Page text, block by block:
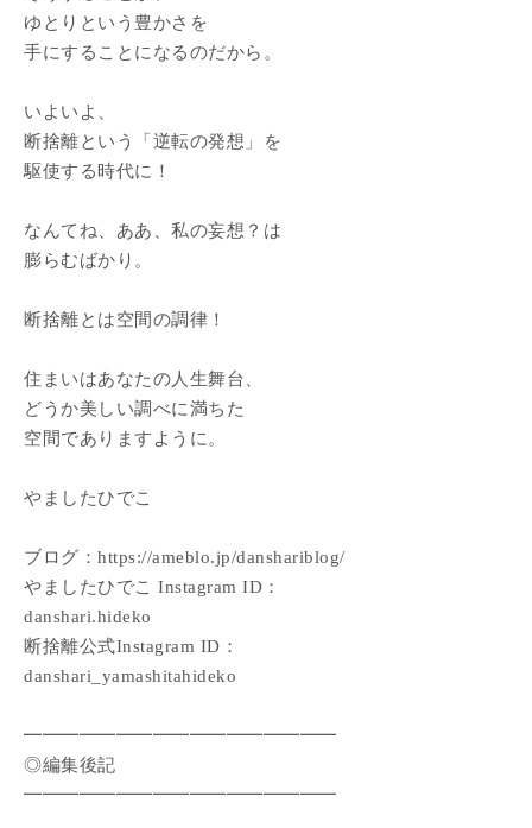
ゆとりという豊かさを
手にすることになるのだから。
いよいよ、
断捨離という「逆転の発想」を
駆使する時代に！
なんてね、ああ、私の妄想？は
膨らむばかり。
断捨離とは空間の調律！
住まいはあなたの人生舞台、
どうか美しい調べに満ちた
空間でありますように。
やましたひでこ
ブログ：https://ameblo.jp/danshariblog/
やましたひでこ Instagram ID：
danshari.hideko
断捨離公式Instagram ID：
danshari_yamashitahideko
━━━━━━━━━━━━━━━━━
◎編集後記
━━━━━━━━━━━━━━━━━